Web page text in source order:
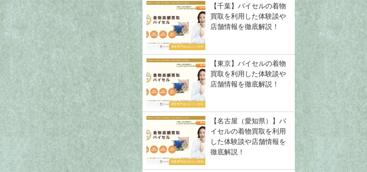
買取専門店の口コミ評判
【千葉】バイセルの着物
買取を利用した体験談や
店舗情報を徹底解説！
買取専門店の口コミ評判
【東京】バイセルの着物
買取を利用した体験談や
店舗情報を徹底解説！
買取専門店の口コミ評判
【名古屋（愛知県）】バ
イセルの着物買取を利用
した体験談や店舗情報を
徹底解説！